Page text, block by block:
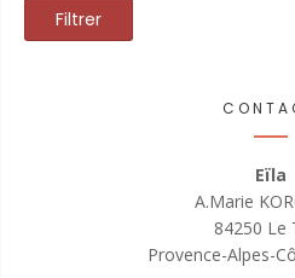
Filtrer
Eïla
A.Marie
84250 Le
Provence-Alpes-